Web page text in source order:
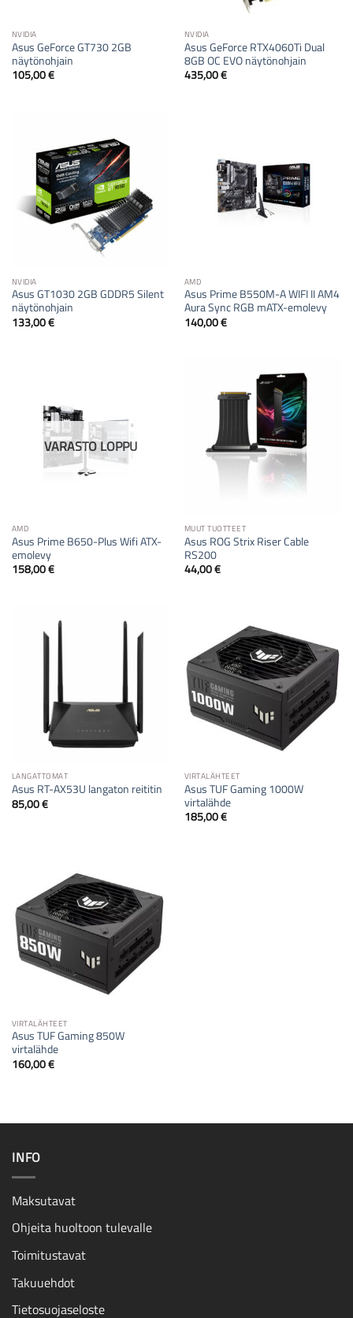
NVIDIA
Asus GeForce GT730 2GB
näytönohjain
105,00€
NVIDIA
Asus GeForce RTX4060Ti Dual
8GB OC EVO näytönohjain
435,00€
NVIDIA
Asus GT1030 2GB GDDR5 Silent
näytönohjain
133,00€
AMD
Asus Prime B550M-A WIFI II AM4
Aura Sync RGB mATX-emolevy
140,00€
VARASTO LOPPU
AMD
Asus Prime B650-Plus Wifi ATX-
emolevy
158,00€
MUUT TUOTTEET
Asus ROG Strix Riser Cable
RS200
44,00€
LANGATTOMAT
Asus RT-AX53U langaton reititin
85,00€
VIRTALÄHTEET
Asus TUF Gaming 1000W
virtalähde
185,00€
VIRTALÄHTEET
Asus TUF Gaming 850W
virtalähde
160,00€
INFO
Maksutavat
Ohjeita huoltoon tulevalle
Toimitustavat
Takuuehdot
Tietosuojaseloste